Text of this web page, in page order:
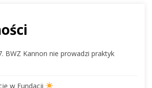
BWZ Kannon nie prowadzi praktyk
w Fundacji